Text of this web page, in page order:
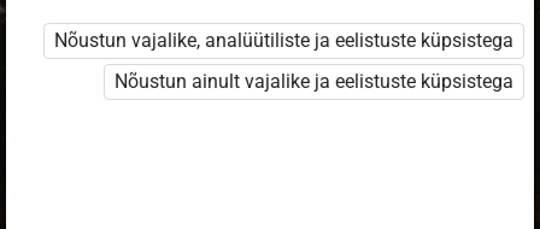
eKool
Stuudium
Opiq
HarID
Nõustun vajalike, analüütiliste ja eelistuste küpsistega
Nõustun ainult vajalike ja eelistuste küpsistega